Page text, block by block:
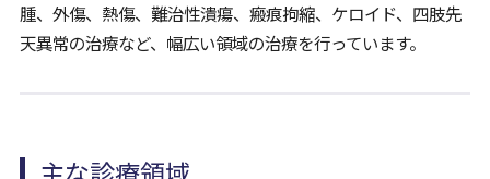
腫、外傷、熱傷、難治性潰瘍、瘢痕拘縮、ケロイド、四肢先
天異常の治療など、幅広い領域の治療を行っています。